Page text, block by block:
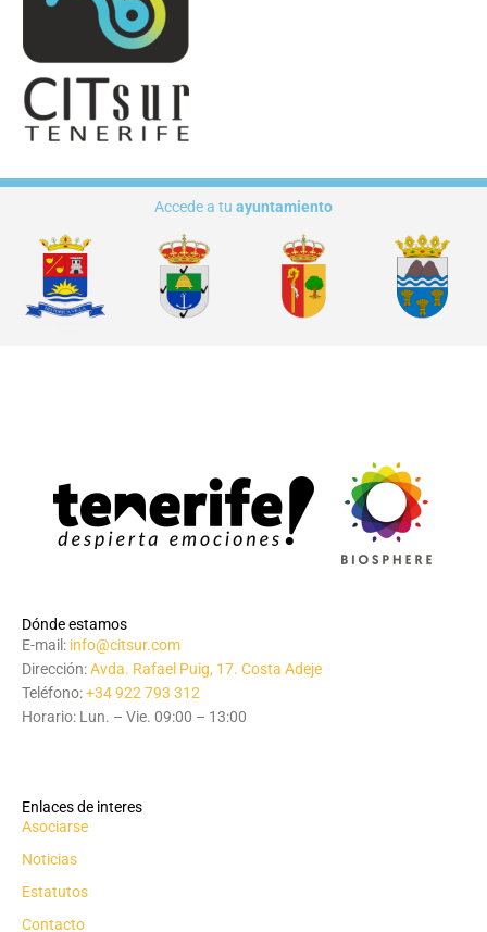
Accede a tu ayuntamiento
Dónde estamos
E-mail: info@citsur.com
Dirección:Avda. Rafael Puig, 17. Costa Adeje
Teléfono:+34 922 793 312
Horario: Lun. – Vie. 09:00 – 13:00
Enlaces de interes
Asociarse
Noticias
Estatutos
Contacto